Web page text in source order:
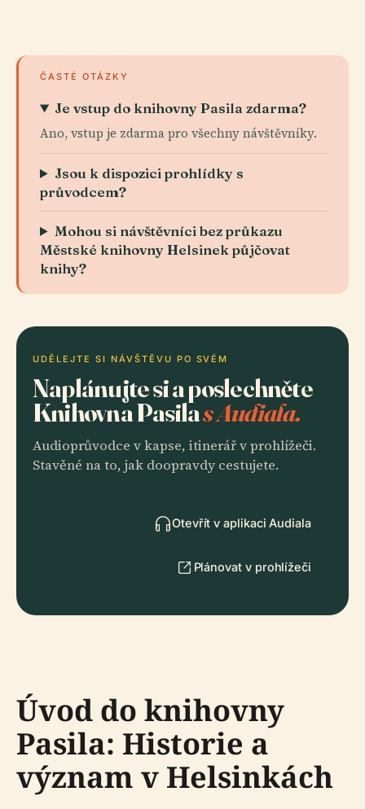
ČASTÉ OTÁZKY
Je vstup do knihovny Pasila zdarma?
Ano, vstup je zdarma pro všechny návštěvníky.
Jsou k dispozici prohlídky s
průvodcem?
Mohou si návštěvníci bez průkazu
Městské knihovny Helsinek půjčovat
knihy?
UDĚLEJTE SI NÁVŠTĚVU PO SVÉM
Naplánujte si a poslechněte
Knihovna Pasilas Audiala.
Audioprůvodce v kapse, itinerář v prohlížeči.
Stavěné na to, jak doopravdy cestujete.
Otevřít v aplikaci Audiala
Plánovat v prohlížeči
Úvod do knihovny
Pasila: Historie a
význam v Helsinkách